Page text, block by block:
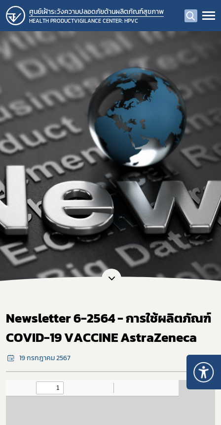
ศูนย์เฝ้าระวังความปลอดภัยด้านผลิตภัณฑ์สุขภาพ
HEALTH PRODUCTVIGILANCE CENTER: HPVC
Newsletter 6-2564 - การใช้ผลิตภัณฑ์
COVID-19 VACCINE AstraZeneca
19 กรกฎาคม 2567